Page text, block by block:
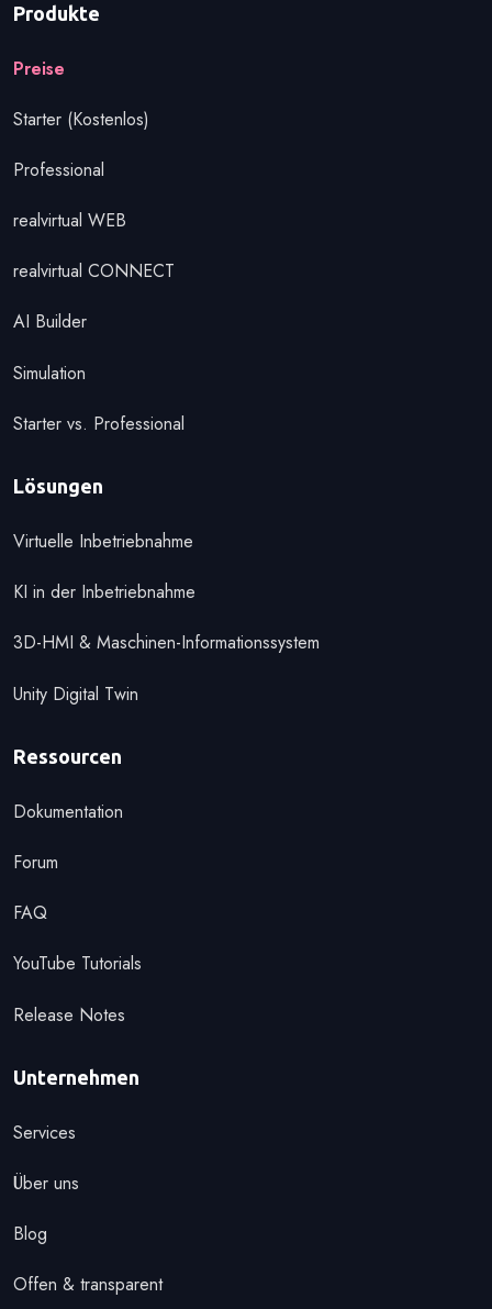
Produkte
Preise
Starter (Kostenlos)
Professional
realvirtual WEB
realvirtual CONNECT
AI Builder
Simulation
Starter vs. Professional
Lösungen
Virtuelle Inbetriebnahme
KI in der Inbetriebnahme
3D-HMI & Maschinen-Informationssystem
Unity Digital Twin
Ressourcen
Dokumentation
Forum
FAQ
YouTube Tutorials
Release Notes
Unternehmen
Services
Über uns
Blog
Offen & transparent